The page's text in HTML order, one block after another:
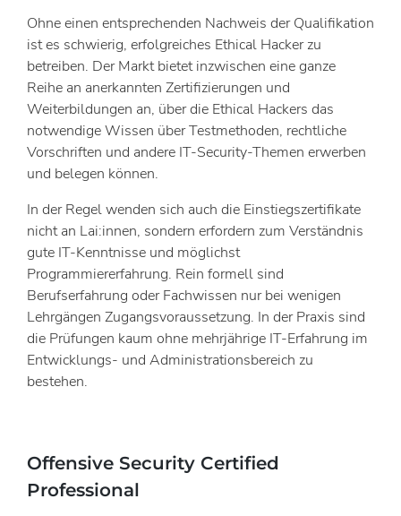
Ohne einen entsprechenden Nachweis der Qualifikation
ist es schwierig, erfolgreiches Ethical Hacker zu
betreiben. Der Markt bietet inzwischen eine ganze
Reihe an anerkannten Zertifizierungen und
Weiterbildungen an, über die Ethical Hackers das
notwendige Wissen über Testmethoden, rechtliche
Vorschriften und andere IT-Security-Themen erwerben
und belegen können.
In der Regel wenden sich auch die Einstiegszertifikate
nicht an Lai:innen, sondern erfordern zum Verständnis
gute IT-Kenntnisse und möglichst
Programmiererfahrung. Rein formell sind
Berufserfahrung oder Fachwissen nur bei wenigen
Lehrgängen Zugangsvoraussetzung. In der Praxis sind
die Prüfungen kaum ohne mehrjährige IT-Erfahrung im
Entwicklungs- und Administrationsbereich zu
bestehen.
Offensive Security Certified
Professional